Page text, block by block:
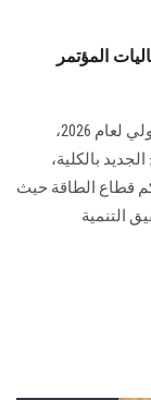
المؤتمر
أطلقت كلية الحقوق فعاليات مؤتمرها العلمي الدولي لعام 2026،
بالكلية،
قطاع الطاقة حيث
التنمية